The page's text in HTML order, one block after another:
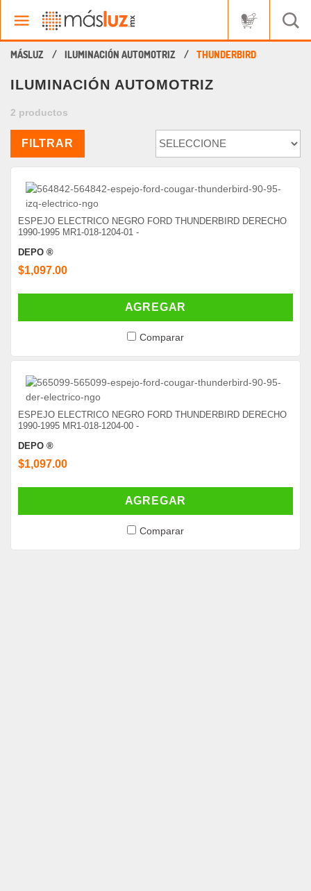
ILUMINACIÓN AUTOMOTRIZ THUNDERBIRD
ILUMINACIÓN AUTOMOTRIZ
2 productos
FILTRAR
ESPEJO ELECTRICO NEGRO FORD THUNDERBIRD DERECHO
1990-1995 MR1-018-1204-01 -
DEPO ®
$1,097.00
AGREGAR
Comparar
ESPEJO ELECTRICO NEGRO FORD THUNDERBIRD DERECHO
1990-1995 MR1-018-1204-00 -
DEPO ®
$1,097.00
AGREGAR
Comparar